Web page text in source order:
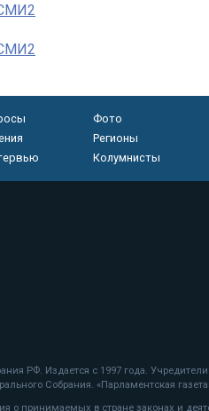
Фото
Регионы
Колумнисты
РФ. Издается с 1997 года.
Собрания. «Парламентская
о принимаемых в стране законах и